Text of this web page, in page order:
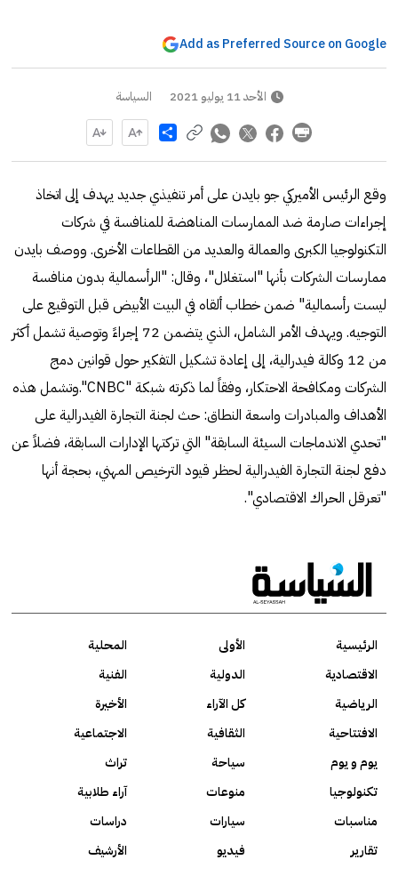
Add as Preferred Source on Google
الأحد 11 يوليو 2021 السياسة
Share
وقع الرئيس الأميركي جو بايدن على أمر تنفيذي جديد يهدف إلى اتخاذ
إجراءات صارمة ضد الممارسات المناهضة للمنافسة في شركات
التكنولوجيا الكبرى والعمالة والعديد من القطاعات الأخرى. ووصف بايدن
ممارسات الشركات بأنها "استغلال"، وقال: "الرأسمالية بدون منافسة
ليست رأسمالية" ضمن خطاب ألقاه في البيت الأبيض قبل التوقيع على
التوجيه. ويهدف الأمر الشامل، الذي يتضمن 72 إجراءً وتوصية تشمل أكثر
من 12 وكالة فيدرالية، إلى إعادة تشكيل التفكير حول قوانين دمج
الشركات ومكافحة الاحتكار، وفقاً لما ذكرته شبكة "CNBC".وتشمل هذه
الأهداف والمبادرات واسعة النطاق: حث لجنة التجارة الفيدرالية على
"تحدي الاندماجات السيئة السابقة" التي تركتها الإدارات السابقة، فضلاً عن
دفع لجنة التجارة الفيدرالية لحظر قيود الترخيص المهني، بحجة أنها
"تعرقل الحراك الاقتصادي".
الرئيسية الأولى
المحلية
الاقتصادية
الدولية
الفنية
الرياضية
كل الآراء
الأخيرة
الافتتاحية
الثقافية
الاجتماعية
يوم و يوم
سياحة
تراث
تكنولوجيا
منوعات
آراء طلابية
مناسبات
سيارات
دراسات
تقارير
فيديو الأرشيف